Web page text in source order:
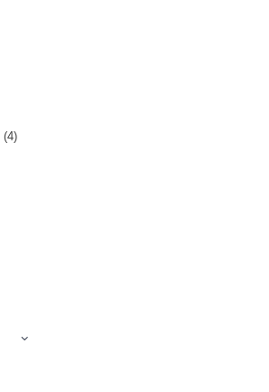
(4)